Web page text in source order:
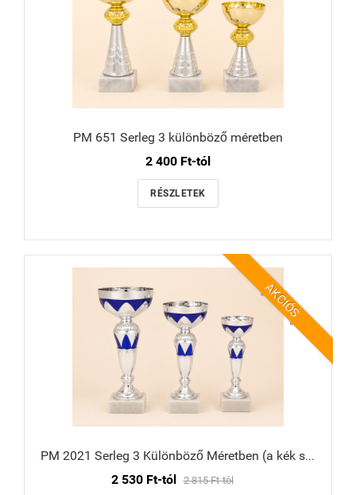
PM 651 Serleg 3 különböző méretben
2 400 Ft-tól
RÉSZLETEK
AKCIÓS
PM 2021 Serleg 3 Különböző Méretben (a kék színek árnyalatban eltérhetnek!)
2 530 Ft-tól 2 815 Ft-tól